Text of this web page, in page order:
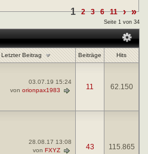
1 2 3 6 11 › »
Seite 1 von 34
Letzter Beitrag Beiträge Hits
03.07.19 15:24
von orionpax1983 11 62.150
28.08.17 13:08
von FXYZ 43 115.865